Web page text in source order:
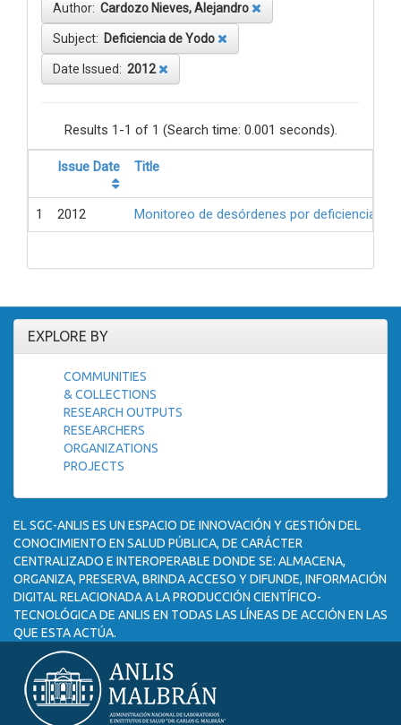
Author: Cardozo Nieves, Alejandro
Subject: Deficiencia de Yodo
Date Issued: 2012
Results 1-1 of 1 (Search time: 0.001 seconds).
Issue Date Title
1 2012 Monitoreo de desórdenes por deficiencia
EXPLORE BY
COMMUNITIES
& COLLECTIONS
RESEARCH OUTPUTS
RESEARCHERS
ORGANIZATIONS
PROJECTS
EL SGC-ANLIS ES UN ESPACIO DE INNOVACIÓN Y GESTIÓN DEL
CONOCIMIENTO EN SALUD PÚBLICA, DE CARÁCTER
CENTRALIZADO E INTEROPERABLE DONDE SE: ALMACENA,
ORGANIZA, PRESERVA, BRINDA ACCESO Y DIFUNDE, INFORMACIÓN
DIGITAL RELACIONADA A LA PRODUCCIÓN CIENTÍFICO-
TECNOLÓGICA DE ANLIS EN TODAS LAS LÍNEAS DE ACCIÓN EN LAS
QUE ESTA ACTÚA.